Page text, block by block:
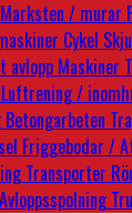
Marksten / murar
Cykel
avlopp Maskiner
Luftrening /
Betongarbeten
Friggebodar /
Transporter
Avloppsspolning